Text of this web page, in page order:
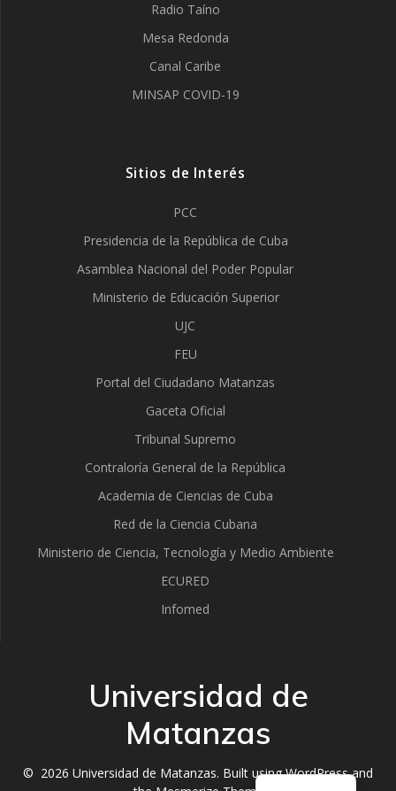
Radio Taíno
Mesa Redonda
Canal Caribe
MINSAP COVID-19
Sitios de Interés
PCC
Presidencia de la República de Cuba
Asamblea Nacional del Poder Popular
Ministerio de Educación Superior
UJC
FEU
Portal del Ciudadano Matanzas
Gaceta Oficial
Tribunal Supremo
Contraloría General de la República
Academia de Ciencias de Cuba
Red de la Ciencia Cubana
Ministerio de Ciencia, Tecnología y Medio Ambiente
ECURED
Infomed
Universidad de
Matanzas
© 2026 Universidad de Matanzas. Built using WordPress and
Spanish